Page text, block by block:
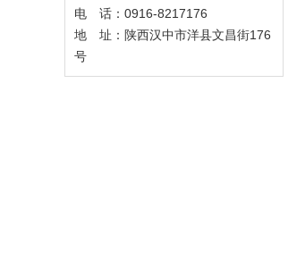
电 话：0916-8217176
地 址：陕西汉中市洋县文昌街176
号